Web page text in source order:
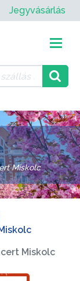
Jegyvásárlás
Miskolc
Miskolc